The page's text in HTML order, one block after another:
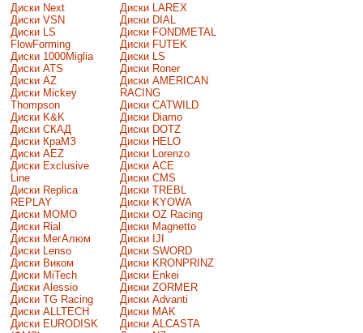
Диски Next
Диски VSN
Диски LS
FlowForming
Диски 1000Miglia
Диски ATS
Диски AZ
Диски Mickey
Thompson
Диски K&K
Диски СКАД
Диски КраМЗ
Диски AEZ
Диски Exclusive
Line
Диски Replica
REPLAY
Диски MOMO
Диски Rial
Диски МегАлюм
Диски Lenso
Диски Виком
Диски MiTech
Диски Alessio
Диски TG Racing
Диски ALLTECH
Диски EURODISK
Диски LAREX
Диски DIAL
Диски FONDMETAL
Диски FUTEK
Диски LS
Диски Roner
Диски AMERICAN
RACING
Диски CATWILD
Диски Diamo
Диски DOTZ
Диски HELO
Диски Lorenzo
Диски ACE
Диски CMS
Диски TREBL
Диски KYOWA
Диски OZ Racing
Диски Magnetto
Диски IJI
Диски SWORD
Диски KRONPRINZ
Диски Enkei
Диски ZORMER
Диски Advanti
Диски MAK
Диски ALCASTA